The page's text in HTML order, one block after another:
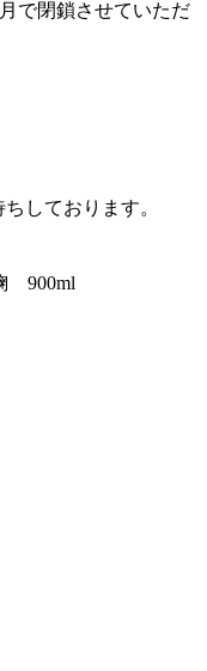
で閉鎖させていただ
しております。
900ml